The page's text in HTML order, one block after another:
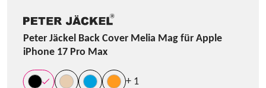
Peter Jäckel Back Cover Melia Mag für Apple
iPhone 17 Pro Max
+ 1